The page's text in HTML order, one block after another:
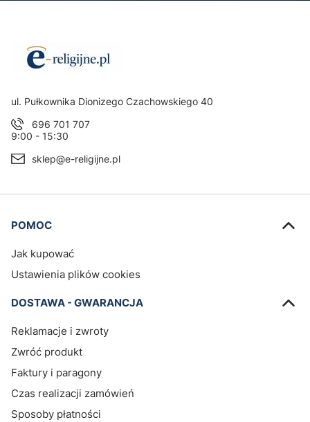
Adres:
ul. Pułkownika Dionizego Czachowskiego 40
696 701 707
9:00 - 15:30
sklep@e-religijne.pl
Linki w stopce
POMOC
Jak kupować
Ustawienia plików cookies
DOSTAWA - GWARANCJA
Reklamacje i zwroty
Zwróć produkt
Faktury i paragony
Czas realizacji zamówień
Sposoby płatności